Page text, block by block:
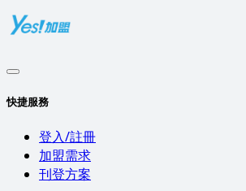
快捷服務
登入/註冊
加盟需求
刊登方案